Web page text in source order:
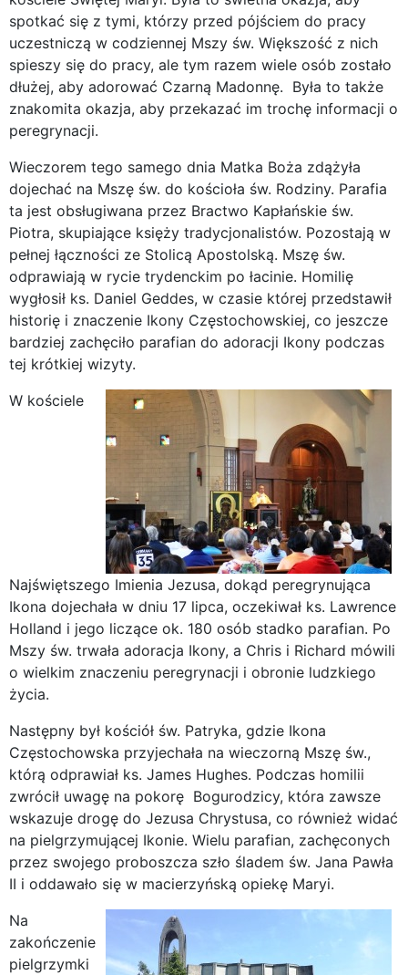
spotkać się z tymi, którzy przed pójściem do pracy
uczestniczą w codziennej Mszy św. Większość z nich
spieszy się do pracy, ale tym razem wiele osób zostało
dłużej, aby adorować Czarną Madonnę. Była to także
znakomita okazja, aby przekazać im trochę informacji o
peregrynacji.
Wieczorem tego samego dnia Matka Boża zdążyła
dojechać na Mszę św. do kościoła św. Rodziny. Parafia
ta jest obsługiwana przez Bractwo Kapłańskie św.
Piotra, skupiające księży tradycjonalistów. Pozostają w
pełnej łączności ze Stolicą Apostolską. Mszę św.
odprawiają w rycie trydenckim po łacinie. Homilię
wygłosił ks. Daniel Geddes, w czasie której przedstawił
historię i znaczenie Ikony Częstochowskiej, co jeszcze
bardziej zachęciło parafian do adoracji Ikony podczas
tej krótkiej wizyty.
W kościele
Najświętszego Imienia Jezusa, dokąd peregrynująca
Ikona dojechała w dniu 17 lipca, oczekiwał ks. Lawrence
Holland i jego liczące ok. 180 osób stadko parafian. Po
Mszy św. trwała adoracja Ikony, a Chris i Richard mówili
o wielkim znaczeniu peregrynacji i obronie ludzkiego
życia.
Następny był kościół św. Patryka, gdzie Ikona
Częstochowska przyjechała na wieczorną Mszę św.,
którą odprawiał ks. James Hughes. Podczas homilii
zwrócił uwagę na pokorę Bogurodzicy, która zawsze
wskazuje drogę do Jezusa Chrystusa, co również widać
na pielgrzymującej Ikonie. Wielu parafian, zachęconych
przez swojego proboszcza szło śladem św. Jana Pawła
II i oddawało się w macierzyńską opiekę Maryi.
Na
zakończenie
pielgrzymki